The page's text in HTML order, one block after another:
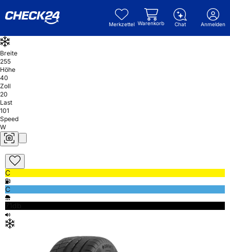
Merkzettel Warenkorb Chat Anmelden
Breite
255
Höhe
40
Zoll
20
Last
101
Speed
W
C
C
71db